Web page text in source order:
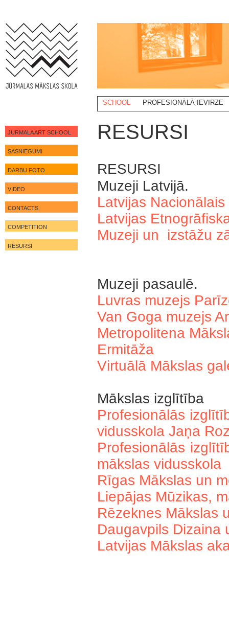
JURMALA ART SCHOOL
SASNIEGUMI
DARBU FOTO
VIDEO
CONTACTS
COMPETITION
RESURSI
SCHOOL PROFESIONĀLĀ IEVIRZE
RESURSI
RESURSI
Muzeji Latvijā.
Latvijas
Latvijas
Muzeji un izstāžu
Muzeji pasaulē.
Luvras muzejs
Van Goga muzejs
Metropolitena
Ermitāža
Virtuālā Mākslas
Mākslas izglītība
Profesionālās
vidusskola Jaņa
Profesionālās
mākslas vidusskola
Rīgas Mākslas un
Liepājas Mūzikas,
Rēzeknes Mākslas
Daugavpils Dizaina
Latvijas Mākslas